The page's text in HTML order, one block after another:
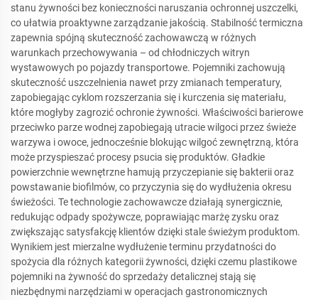
stanu żywności bez konieczności naruszania ochronnej uszczelki,
co ułatwia proaktywne zarządzanie jakością. Stabilność termiczna
zapewnia spójną skuteczność zachowawczą w różnych
warunkach przechowywania – od chłodniczych witryn
wystawowych po pojazdy transportowe. Pojemniki zachowują
skuteczność uszczelnienia nawet przy zmianach temperatury,
zapobiegając cyklom rozszerzania się i kurczenia się materiału,
które mogłyby zagrozić ochronie żywności. Właściwości barierowe
przeciwko parze wodnej zapobiegają utracie wilgoci przez świeże
warzywa i owoce, jednocześnie blokując wilgoć zewnętrzną, która
może przyspieszać procesy psucia się produktów. Gładkie
powierzchnie wewnętrzne hamują przyczepianie się bakterii oraz
powstawanie biofilmów, co przyczynia się do wydłużenia okresu
świeżości. Te technologie zachowawcze działają synergicznie,
redukując odpady spożywcze, poprawiając marżę zysku oraz
zwiększając satysfakcję klientów dzięki stale świeżym produktom.
Wynikiem jest mierzalne wydłużenie terminu przydatności do
spożycia dla różnych kategorii żywności, dzięki czemu plastikowe
pojemniki na żywność do sprzedaży detalicznej stają się
niezbędnymi narzędziami w operacjach gastronomicznych